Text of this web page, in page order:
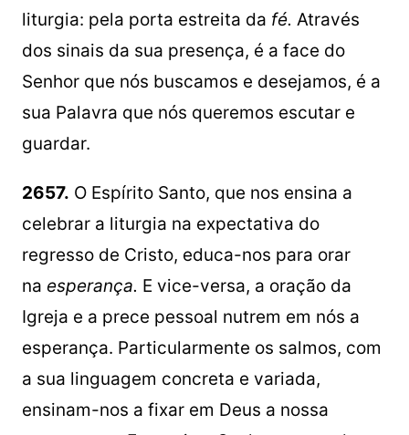
liturgia: pela porta estreita da fé. Através
dos sinais da sua presença, é a face do
Senhor que nós buscamos e desejamos, é a
sua Palavra que nós queremos escutar e
guardar.
2657. O Espírito Santo, que nos ensina a
celebrar a liturgia na expectativa do
regresso de Cristo, educa-nos para orar
na esperança. E vice-versa, a oração da
Igreja e a prece pessoal nutrem em nós a
esperança. Particularmente os salmos, com
a sua linguagem concreta e variada,
ensinam-nos a fixar em Deus a nossa